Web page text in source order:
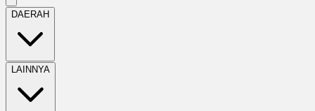
DAERAH
LAINNYA